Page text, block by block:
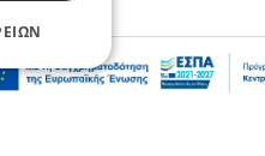
«Λάμψον και σε μας,